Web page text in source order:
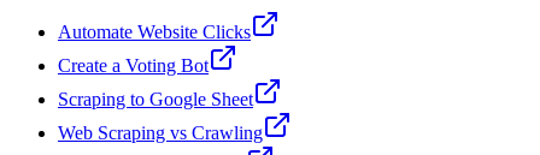
Automate Website Clicks
Create a Voting Bot
Scraping to Google Sheet
Web Scraping vs Crawling